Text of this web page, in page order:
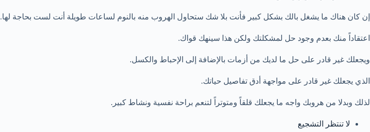
إن كان هناك ما يشغل بالك بشكل كبير فأنت بلا شك ستحاول الهروب منه بالنوم لساعات طويلة أنت لست بحاجة لها.
اعتقاداً منك بعدم وجود حل لمشكلتك ولكن هذا سينهك قواك.
ويجعلك غير قادر على حل ما لديك من أزمات بالإضافة إلى الإحباط والكسل.
الذي يجعلك غير قادر على مواجهة أدق تفاصيل حياتك.
لذلك وبدلا من هروبك واجه ما يجعلك قلقاً ومتوتراً لتنعم براحة نفسية ونشاط كبير.
لا تنتظر التشجيع